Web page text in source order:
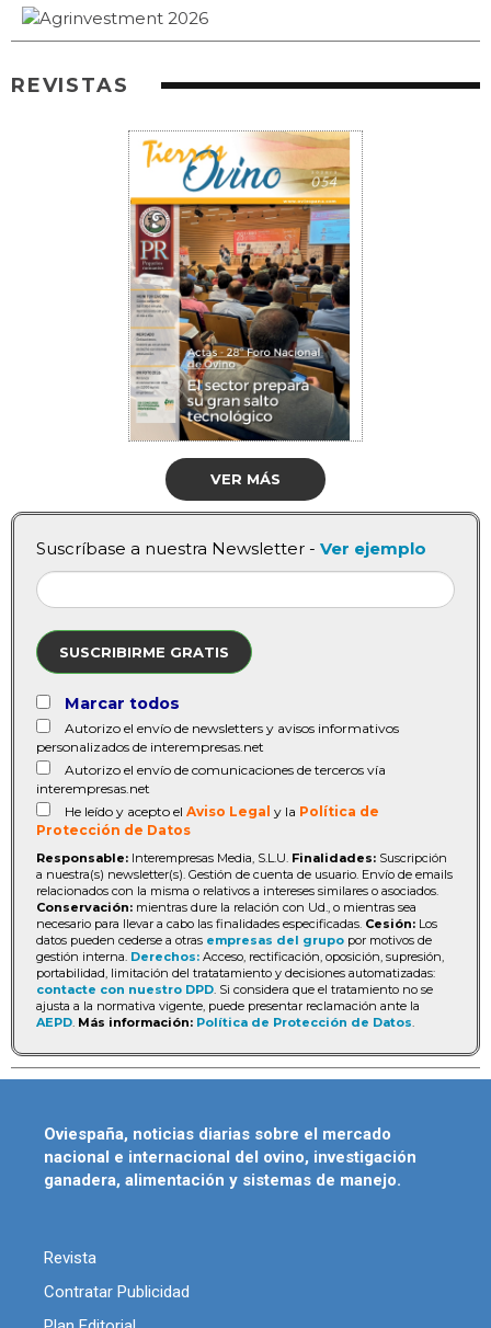
REVISTAS
VER MÁS
Suscríbase a nuestra Newsletter - Ver ejemplo
SUSCRIBIRME GRATIS
Marcar todos
Autorizo el envío de newsletters y avisos informativos
personalizados de interempresas.net
Autorizo el envío de comunicaciones de terceros vía
interempresas.net
He leído y acepto el Aviso Legal y la Política de
Protección de Datos
Responsable: Interempresas Media, S.L.U. Finalidades: Suscripción
a nuestra(s) newsletter(s). Gestión de cuenta de usuario. Envío de emails
relacionados con la misma o relativos a intereses similares o asociados.
Conservación: mientras dure la relación con Ud., o mientras sea
necesario para llevar a cabo las finalidades especificadas. Cesión: Los
datos pueden cederse a otras empresas del grupo por motivos de
gestión interna. Derechos: Acceso, rectificación, oposición, supresión,
portabilidad, limitación del tratatamiento y decisiones automatizadas:
contacte con nuestro DPD . Si considera que el tratamiento no se
ajusta a la normativa vigente, puede presentar reclamación ante la
AEPD Más información: Política de Protección de Datos
Oviespaña, noticias diarias sobre el mercado
nacional e internacional del ovino, investigación
ganadera, alimentación y sistemas de manejo.
Revista
Contratar Publicidad